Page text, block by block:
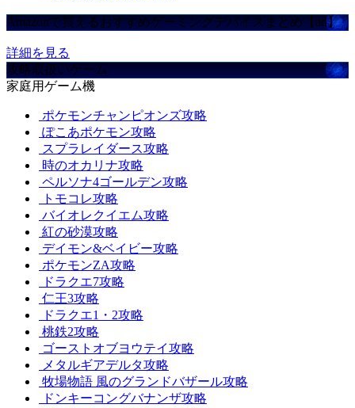
Amazonで買えるおすすめゲーミングデバイスまとめ【ad】
詳細を見る
攻略取扱いゲーム
家庭用ゲーム機
ポケモンチャンピオンズ攻略
ぽこあポケモン攻略
スプラレイダース攻略
時のオカリナ攻略
ペルソナ4ゴールデン攻略
トモコレ攻略
バイオレクイエム攻略
紅の砂漠攻略
デイモン&ベイビー攻略
ポケモンZA攻略
ドラクエ7攻略
仁王3攻略
ドラクエ1・2攻略
桃鉄2攻略
ゴーストオブヨウテイ攻略
メタルギアデルタ攻略
牧場物語 風のグランドバザール攻略
ドンキーコングバナンザ攻略